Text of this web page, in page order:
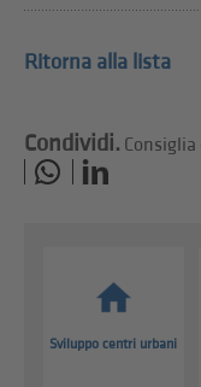
Ritorna alla lista
Condividi.
Sviluppo centri urbani